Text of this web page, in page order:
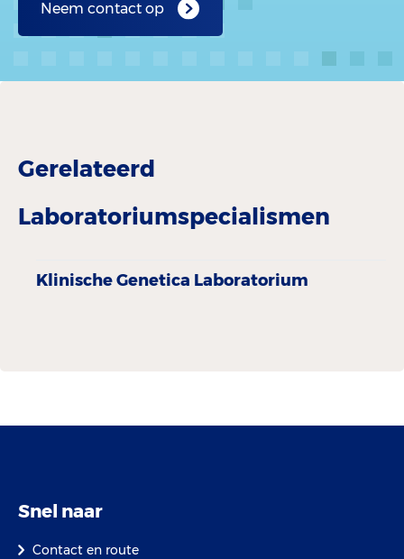
Neem contact op
Gerelateerd
Laboratoriumspecialismen
Klinische Genetica Laboratorium
Snel naar
Contact en route